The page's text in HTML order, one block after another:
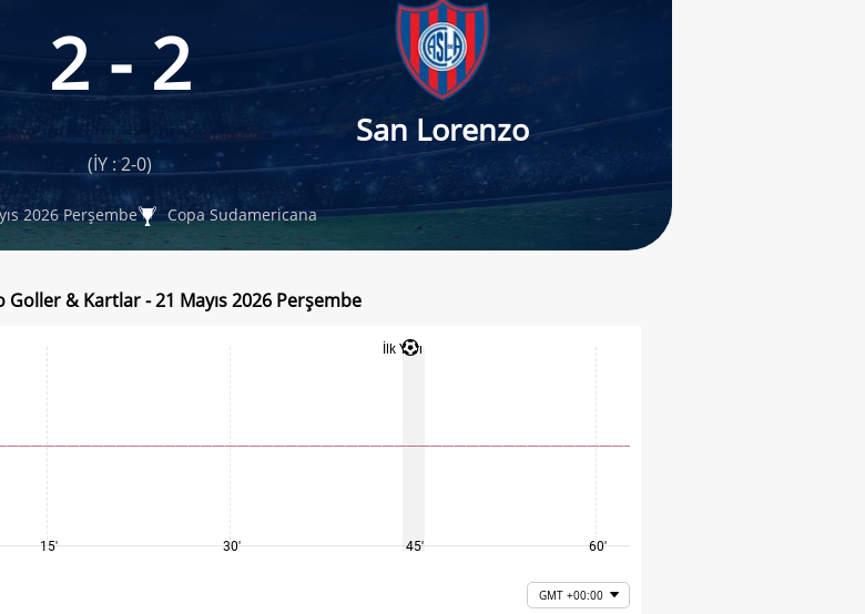
2 - 2
San Lorenzo
(İY : 2-0)
2026 Perşembe Copa Sudamericana
Goller & Kartlar - 21 Mayıs 2026 Perşembe
15' 30'
İlk Yarı
45' 60'
GMT +00:00